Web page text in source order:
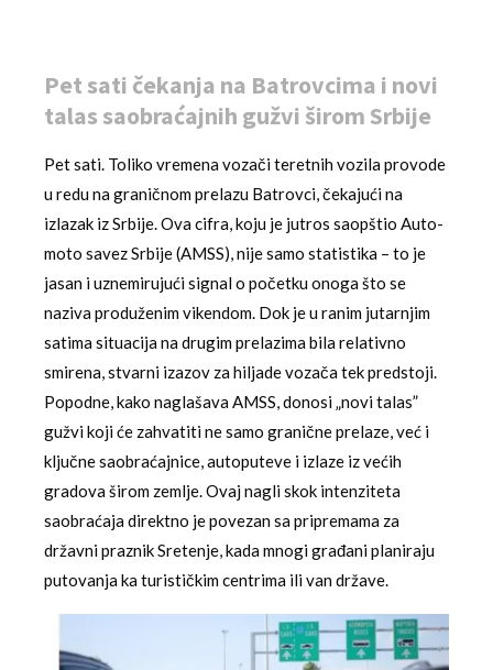
Pet sati čekanja na Batrovcima i novi
talas saobraćajnih gužvi širom Srbije
Pet sati. Toliko vremena vozači teretnih vozila provode
u redu na graničnom prelazu Batrovci, čekajući na
izlazak iz Srbije. Ova cifra, koju je jutros saopštio Auto-
moto savez Srbije (AMSS), nije samo statistika – to je
jasan i uznemirujući signal o početku onoga što se
naziva produženim vikendom. Dok je u ranim jutarnjim
satima situacija na drugim prelazima bila relativno
smirena, stvarni izazov za hiljade vozača tek predstoji.
Popodne, kako naglašava AMSS, donosi „novi talas”
gužvi koji će zahvatiti ne samo granične prelaze, već i
ključne saobraćajnice, autoputeve i izlaze iz većih
gradova širom zemlje. Ovaj nagli skok intenziteta
saobraćaja direktno je povezan sa pripremama za
državni praznik Sretenje, kada mnogi građani planiraju
putovanja ka turističkim centrima ili van države.